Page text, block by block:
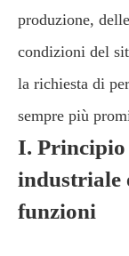
produzione,
condizioni del
la richiesta di
sempre più
I. Principio
industriale
funzioni